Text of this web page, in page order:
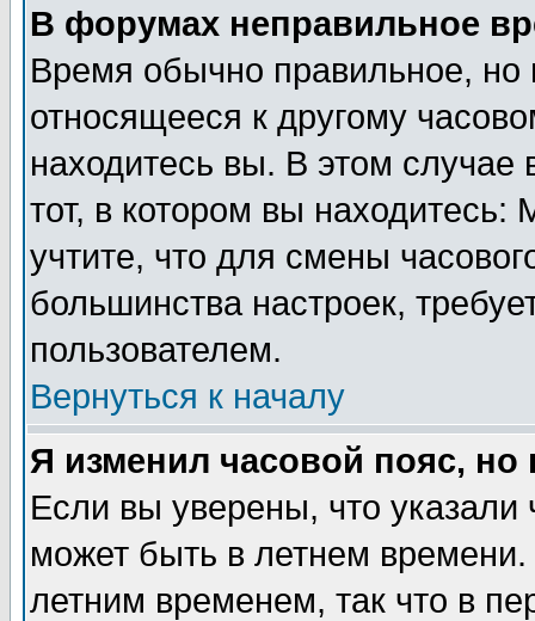
В форумах неправильное
Время обычно правильное,
относящееся к другому
находитесь вы. В этом
тот, в котором вы
учтите, что для смены
большинства настроек,
пользователем.
Вернуться к началу
Я изменил часовой пояс,
Если вы уверены, что указали
может быть в летнем
летним временем, так что в